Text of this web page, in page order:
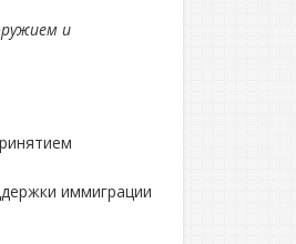
и
иммиграции